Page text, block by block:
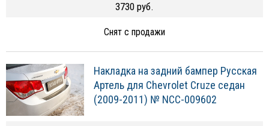
3730 руб.
Снят с продажи
Накладка на задний бампер Русская
Артель для Chevrolet Cruze седан
(2009-2011) № NCC-009602